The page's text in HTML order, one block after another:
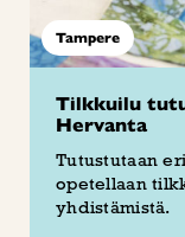
Tampere
Tilkkuilu
Hervanta
Tutustutaan
opetellaan
yhdistämistä.